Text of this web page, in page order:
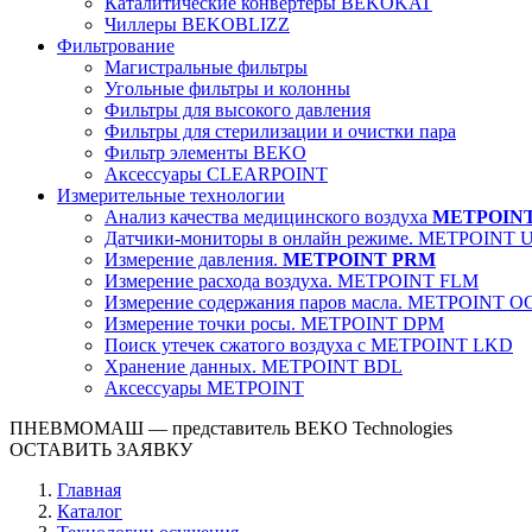
Чиллеры BEKOBLIZZ
Фильтрование
Магистральные фильтры
Угольные фильтры и колонны
Фильтры для высокого давления
Фильтры для стерилизации и очистки пара
Фильтр элементы BEKO
Аксессуары CLEARPOINT
Измерительные технологии
Анализ качества медицинского воздуха
Датчики-мониторы в онлайн режиме. METPOINT
Измерение давления. METPOINT PRM
Измерение расхода воздуха. METPOINT FLM
Измерение содержания паров масла. METPOINT
Измерение точки росы. METPOINT DPM
Поиск утечек сжатого воздуха с METPOINT LKD
Хранение данных. METPOINT BDL
Аксессуары METPOINT
ПНЕВМОМАШ — представитель BEKO Technologies
ОСТАВИТЬ ЗАЯВКУ
Главная
Каталог